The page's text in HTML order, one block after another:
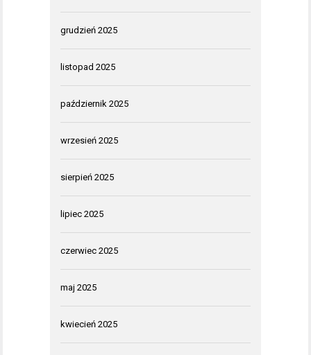
grudzień 2025
listopad 2025
październik 2025
wrzesień 2025
sierpień 2025
lipiec 2025
czerwiec 2025
maj 2025
kwiecień 2025